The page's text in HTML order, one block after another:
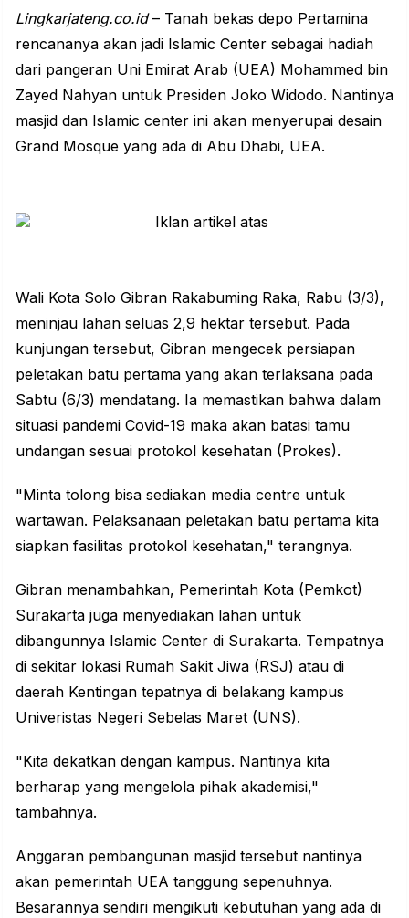
Lingkarjateng.co.id– Tanah bekas depo Pertamina
rencananya akan jadi Islamic Center sebagai hadiah
dari pangeran Uni Emirat Arab (UEA) Mohammed bin
Zayed Nahyan untuk Presiden Joko Widodo. Nantinya
masjid dan Islamic center ini akan menyerupai desain
Grand Mosque yang ada di Abu Dhabi, UEA.
Wali Kota Solo Gibran Rakabuming Raka, Rabu (3/3),
meninjau lahan seluas 2,9 hektar tersebut. Pada
kunjungan tersebut, Gibran mengecek persiapan
peletakan batu pertama yang akan terlaksana pada
Sabtu (6/3) mendatang. Ia memastikan bahwa dalam
situasi pandemi Covid-19 maka akan batasi tamu
undangan sesuai protokol kesehatan (Prokes).
"Minta tolong bisa sediakan media centre untuk
wartawan. Pelaksanaan peletakan batu pertama kita
siapkan fasilitas protokol kesehatan," terangnya.
Gibran menambahkan, Pemerintah Kota (Pemkot)
Surakarta juga menyediakan lahan untuk
dibangunnya Islamic Center di Surakarta. Tempatnya
di sekitar lokasi Rumah Sakit Jiwa (RSJ) atau di
daerah Kentingan tepatnya di belakang kampus
Univeristas Negeri Sebelas Maret (UNS).
"Kita dekatkan dengan kampus. Nantinya kita
berharap yang mengelola pihak akademisi,"
tambahnya.
Anggaran pembangunan masjid tersebut nantinya
akan pemerintah UEA tanggung sepenuhnya.
Besarannya sendiri mengikuti kebutuhan yang ada di